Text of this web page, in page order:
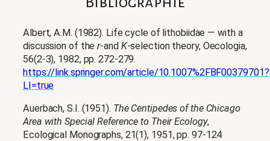
Albert, A.M. (1982). Life cycle of lithobiidae — with a
discussion of ther-and K-selection theory, Oecologia,
56(2-3), 1982, pp. 272-279.
https://link.springer.com/article/10.1007%2FBF00379701?
LI=true
Auerbach, S.I. (1951). The Centipedes of the Chicago
Area with Special Reference to Their Ecology,
Ecological Monographs, 21(1), 1951, pp. 97-124